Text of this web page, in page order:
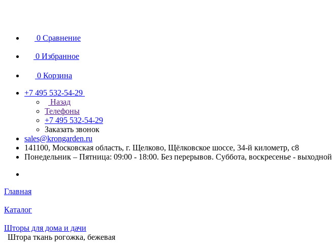
0 Сравнение
0 Избранное
0 Корзина
+7 495 532-54-29
Назад
Телефоны
+7 495 532-54-29
Заказать звонок
sales@krongarden.ru
141100, Московская область, г. Щелково, Щёлковское шоссе, 34-й километр, с8
Понедельник – Пятница: 09:00 - 18:00. Без перерывов. Суббота, воскресенье - выходной
Главная
Каталог
Шторы для дома и дачи
Штора ткань рогожка, бежевая